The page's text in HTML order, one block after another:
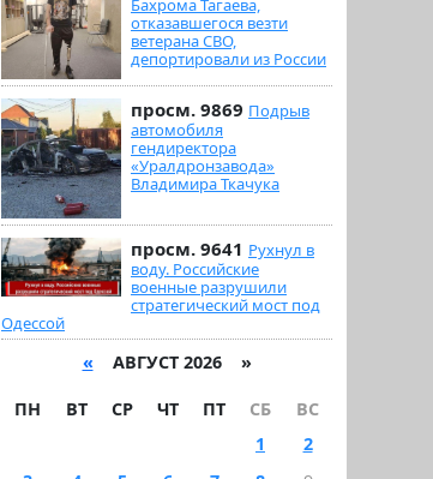
Бахрома Тагаева,
отказавшегося везти
ветерана СВО,
депортировали из России
просм. 9869 Подрыв
автомобиля
гендиректора
«Уралдронзавода»
Владимира Ткачука
просм. 9641 Рухнул в
воду. Российские
военные разрушили
стратегический мост под
Одессой
« АВГУСТ 2026 »
ПН ВТ СР ЧТ ПТ СБ
ВС
1
2